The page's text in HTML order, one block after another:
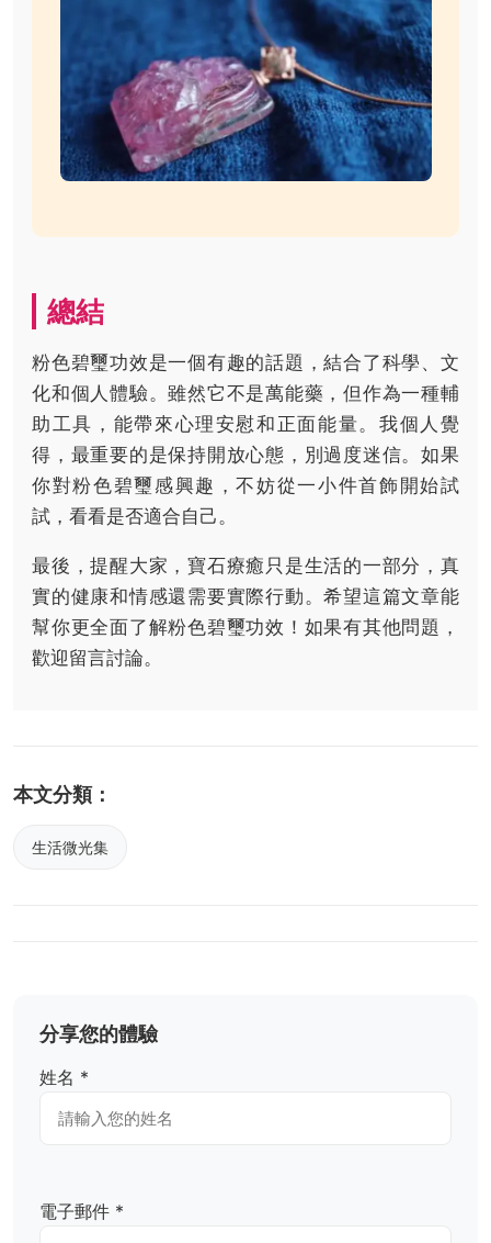
總結
粉色碧璽功效是一個有趣的話題，結合了科學、文
化和個人體驗。雖然它不是萬能藥，但作為一種輔
助工具，能帶來心理安慰和正面能量。我個人覺
得，最重要的是保持開放心態，別過度迷信。如果
你對粉色碧璽感興趣，不妨從一小件首飾開始試
試，看看是否適合自己。
最後，提醒大家，寶石療癒只是生活的一部分，真
實的健康和情感還需要實際行動。希望這篇文章能
幫你更全面了解粉色碧璽功效！如果有其他問題，
歡迎留言討論。
本文分類：
生活微光集
分享您的體驗
姓名 *
電子郵件 *